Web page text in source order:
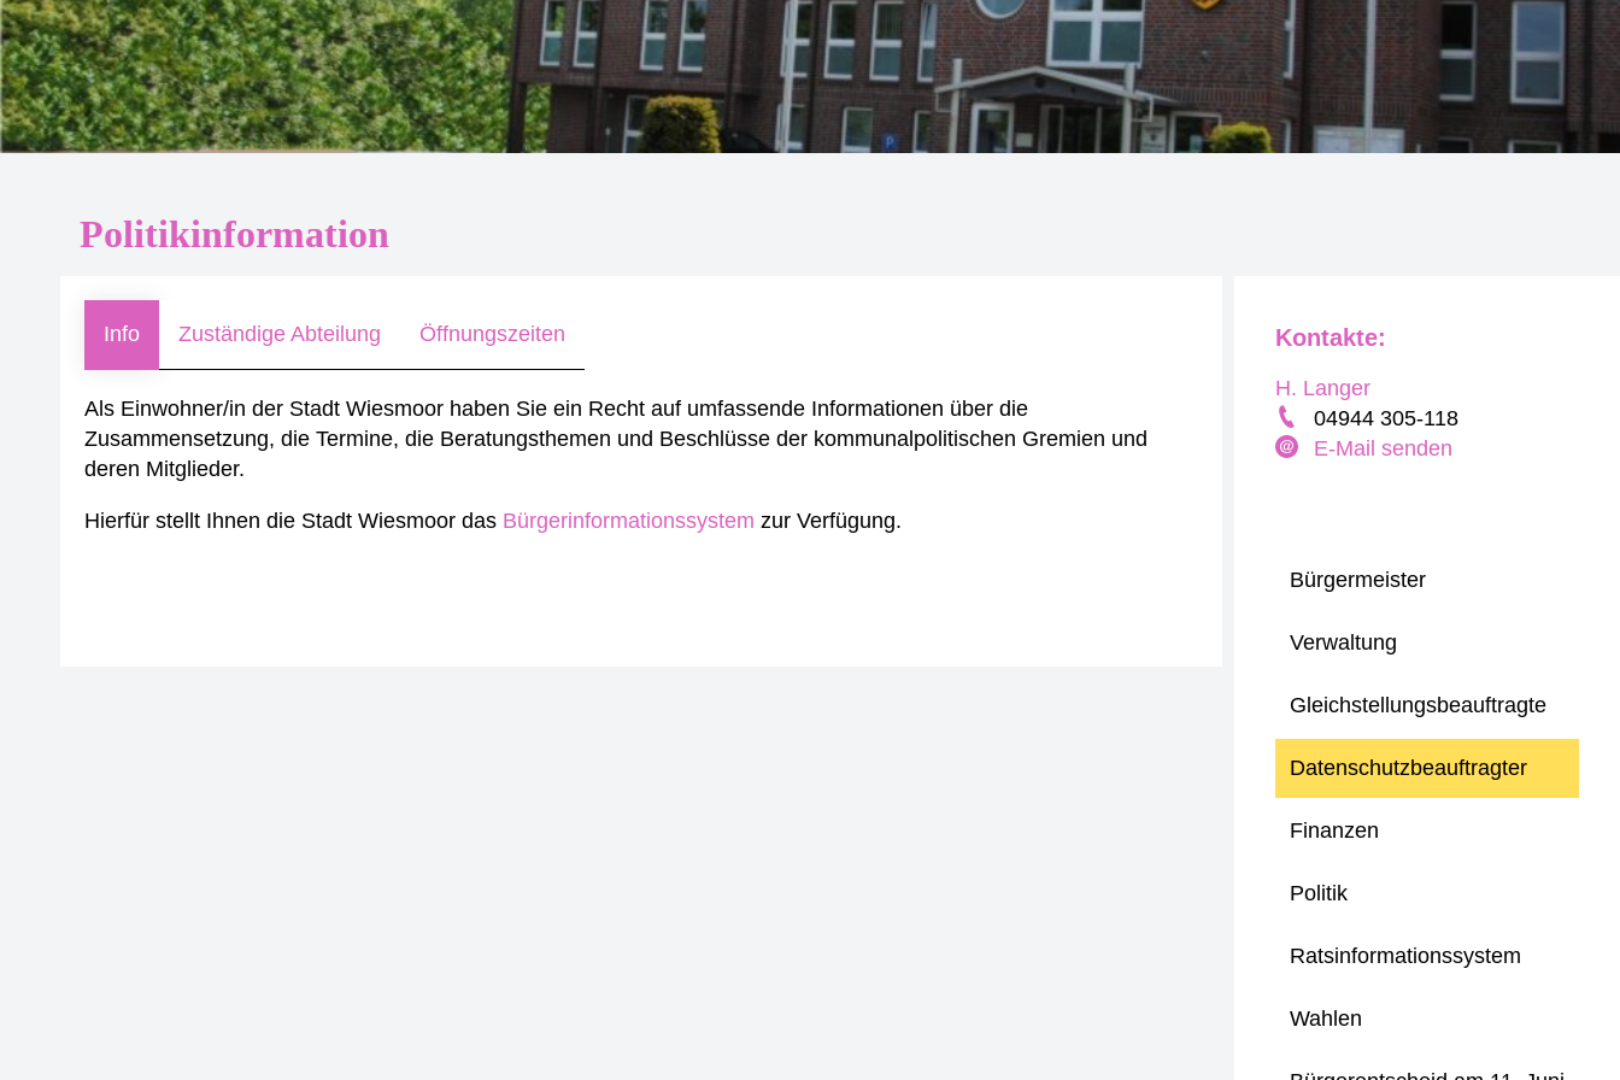
Politikinformation
Info Zuständige Abteilung Öffnungszeiten
Als Einwohner/in der Stadt Wiesmoor haben Sie ein Recht auf umfassende Informationen über die
Zusammensetzung, die Termine, die Beratungsthemen und Beschlüsse der kommunalpolitischen Gremien und
deren Mitglieder.
Hierfür stellt Ihnen die Stadt Wiesmoor das Bürgerinformationssystem zur Verfügung.
Bürgermeister
Verwaltung
Gleichstellungsbeauftragte
Datenschutzbeauftragter
Finanzen
Politik
Ratsinformationssystem
Wahlen
Kontakte:
H. Langer
04944 305-118
E-Mail senden